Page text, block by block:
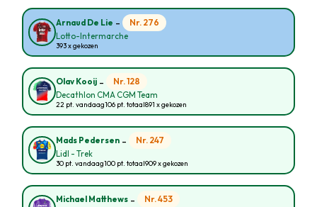
Arnaud De Lie - Nr. 276
Lotto-Intermarche
393 x gekozen
Olav Kooij - Nr. 128
Decathlon CMA CGM Team
22 pt. vandaag106 pt. totaal891 x gekozen
Mads Pedersen - Nr. 247
Lidl - Trek
30 pt. vandaag100 pt. totaal909 x gekozen
Michael Matthews - Nr. 453